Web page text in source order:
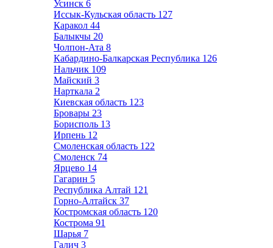
Усинск 6
Иссык-Кульская область 127
Каракол 44
Балыкчы 20
Чолпон-Ата 8
Кабардино-Балкарская Республика 126
Нальчик 109
Майский 3
Нарткала 2
Киевская область 123
Бровары 23
Борисполь 13
Ирпень 12
Смоленская область 122
Смоленск 74
Ярцево 14
Гагарин 5
Республика Алтай 121
Горно-Алтайск 37
Костромская область 120
Кострома 91
Шарья 7
Галич 3